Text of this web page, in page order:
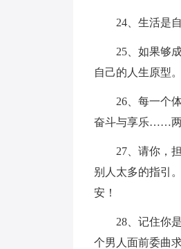
24、生活是
25、如果够
自己的人生原型
26、每一个
奋斗与享乐……两
27、请你，
别人太多的指引
安！
28、记住你
个男人面前委曲